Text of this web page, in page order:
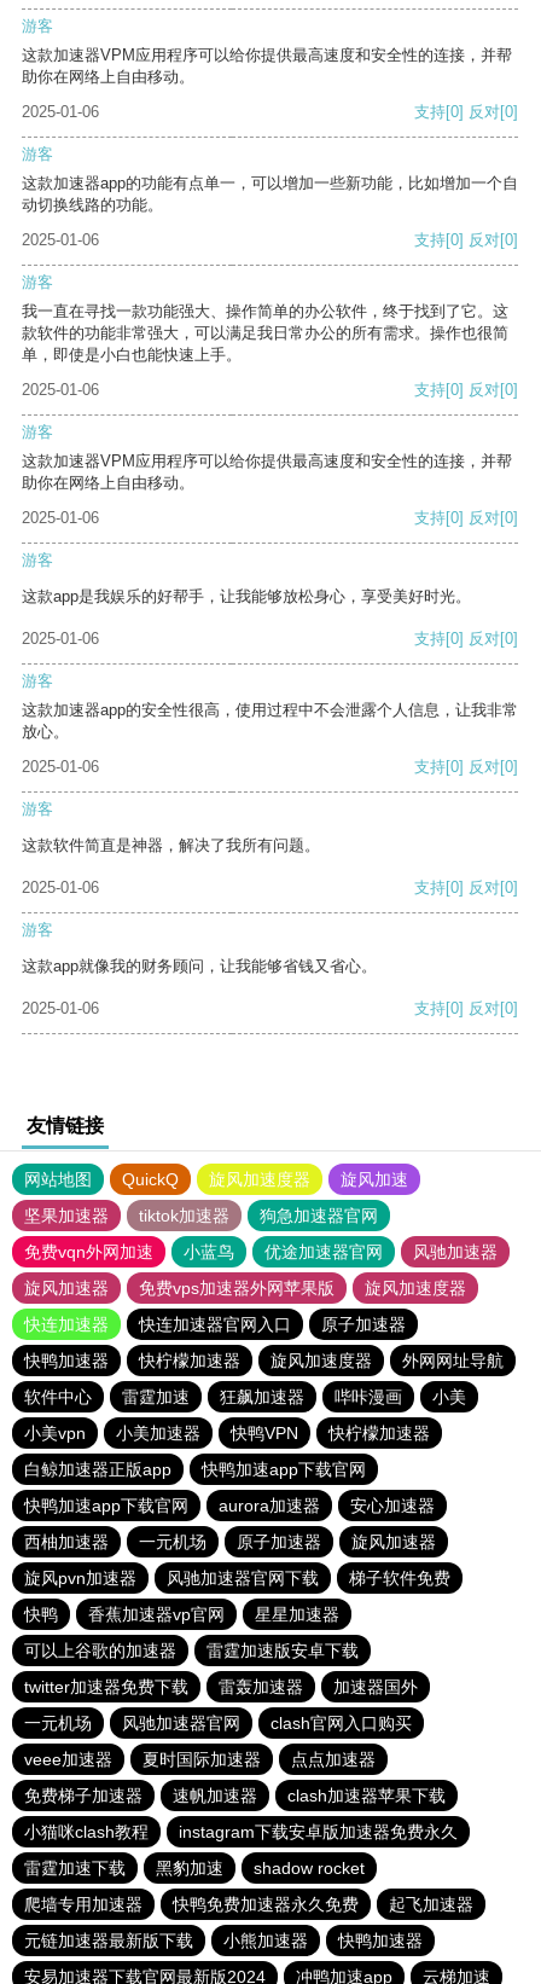
游客
这款加速器VPM应用程序可以给你提供最高速度和安全性的连接，并帮
助你在网络上自由移动。
2025-01-06
支持[0] 反对[0]
游客
这款加速器app的功能有点单一，可以增加一些新功能，比如增加一个自
动切换线路的功能。
2025-01-06
支持[0] 反对[0]
游客
我一直在寻找一款功能强大、操作简单的办公软件，终于找到了它。这
款软件的功能非常强大，可以满足我日常办公的所有需求。操作也很简
单，即使是小白也能快速上手。
2025-01-06
支持[0] 反对[0]
游客
这款加速器VPM应用程序可以给你提供最高速度和安全性的连接，并帮
助你在网络上自由移动。
2025-01-06
支持[0] 反对[0]
游客
这款app是我娱乐的好帮手，让我能够放松身心，享受美好时光。
2025-01-06 支持[0] 反对[0]
游客
这款加速器app的安全性很高，使用过程中不会泄露个人信息，让我非常
放心。
2025-01-06
支持[0] 反对[0]
游客
这款软件简直是神器，解决了我所有问题。
2025-01-06 支持[0] 反对[0]
游客
这款app就像我的财务顾问，让我能够省钱又省心。
2025-01-06 支持[0] 反对[0]
友情链接
网站地图 QuickQ 旋风加速度器
旋风加速
坚果加速器
tiktok加速器
狗急加速器官网
免费vqn外网加速
小蓝鸟 优途加速器官网
风驰加速器
旋风加速器
免费vps加速器外网苹果版
旋风加速度器
快连加速器
快连加速器官网入口
原子加速器
快鸭加速器
快柠檬加速器 旋风加速度器
外网网址导航
软件中心
雷霆加速 狂飙加速器 哔咔漫画
小美
小美vpn
小美加速器 快鸭VPN
快柠檬加速器
白鲸加速器正版app
快鸭加速app下载官网
快鸭加速app下载官网
aurora加速器
安心加速器
西柚加速器
一元机场 原子加速器
旋风加速器
旋风pvn加速器
风驰加速器官网下载
梯子软件免费
快鸭
香蕉加速器vp官网
星星加速器
可以上谷歌的加速器
雷霆加速版安卓下载
twitter加速器免费下载
雷轰加速器
加速器国外
一元机场
风驰加速器官网
clash官网入口购买
veee加速器
夏时国际加速器
点点加速器
免费梯子加速器
速帆加速器
clash加速器苹果下载
小猫咪clash教程
instagram下载安卓版加速器免费永久
雷霆加速下载
黑豹加速
shadow rocket
爬墙专用加速器
快鸭免费加速器永久免费
起飞加速器
元链加速器最新版下载
小熊加速器
快鸭加速器
安易加速器下载官网最新版2024
冲鸭加速app 云梯加速